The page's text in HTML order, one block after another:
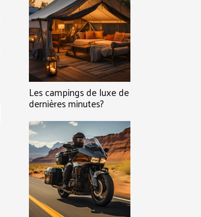
Les campings de luxe de
dernières minutes?